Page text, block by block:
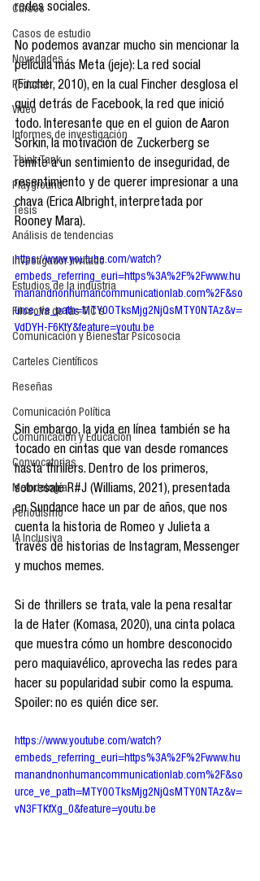
Cursos
Casos de estudio
Novedades
Podcast
Video
Informes de investigación
Think Tank
Playground
Tesis
Análisis de tendencias
Investigador Invitado
Estudios de la industria
Filosofía de las TIC´s
Comunicación y Bienestar Psicosocia
Carteles Científicos
Reseñas
Comunicación Política
Comunicación y Educación
Convocatorias
Metodología
Periodismo
IA Inclusiva
redes sociales.
No podemos avanzar mucho sin mencionar la
película más Meta (jeje): La red social
(Fincher, 2010), en la cual Fincher desglosa el
quid detrás de Facebook, la red que inició
todo. Interesante que en el guion de Aaron
Sorkin, la motivación de Zuckerberg se
remite a un sentimiento de inseguridad, de
resentimiento y de querer impresionar a una
chava (Erica Albright, interpretada por
Rooney Mara).
https://www.youtube.com/watch?
embeds_referring_euri=https%3A%2F%2Fwww.hu
manandnonhumancommunicationlab.com%2F&so
urce_ve_path=MTY0OTksMjg2NjQsMTY0NTAz&v=
VdDYH-F6KtY&feature=youtu.be
Sin embargo, la vida en línea también se ha
tocado en cintas que van desde romances
hasta thrillers. Dentro de los primeros,
sobresale R#J (Williams, 2021), presentada
en Sundance hace un par de años, que nos
cuenta la historia de Romeo y Julieta a
través de historias de Instagram, Messenger
y muchos memes.
Si de thrillers se trata, vale la pena resaltar
la de Hater (Komasa, 2020), una cinta polaca
que muestra cómo un hombre desconocido
pero maquiavélico, aprovecha las redes para
hacer su popularidad subir como la espuma.
Spoiler: no es quién dice ser.
https://www.youtube.com/watch?
embeds_referring_euri=https%3A%2F%2Fwww.hu
manandnonhumancommunicationlab.com%2F&so
urce_ve_path=MTY0OTksMjg2NjQsMTY0NTAz&v=
vN3FTKfXg_0&feature=youtu.be